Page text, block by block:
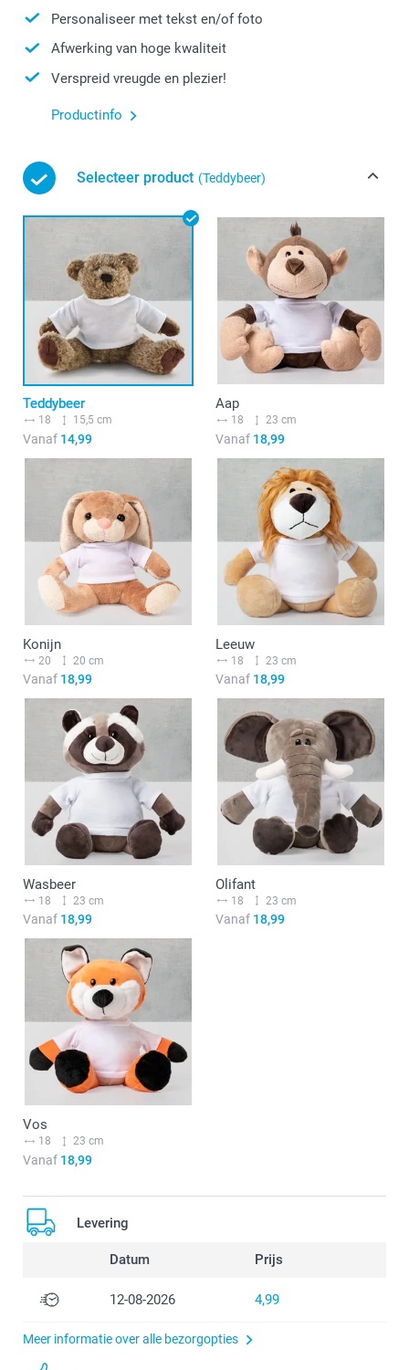
Personaliseer met tekst en/of foto
Afwerking van hoge kwaliteit
Verspreid vreugde en plezier!
Productinfo
Selecteer product (Teddybeer)
Teddybeer
18 15,5 cm
Vanaf 14,99
Aap
18 23 cm
Vanaf18,99
Konijn
20 20 cm
Vanaf 18,99
Leeuw
18 23 cm
Vanaf18,99
Wasbeer
18 23 cm
Vanaf 18,99
Olifant
18 23 cm
Vanaf18,99
Vos
18 23 cm
Vanaf 18,99
Levering
Datum Prijs
12-08-2026 4,99
Meer informatie over alle bezorgopties